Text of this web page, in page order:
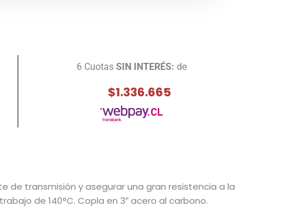
6 Cuotas SIN INTERÉS: de
$1.336.665
de transmisión y asegurar una gran resistencia a la
de 140°C. Copla en 3″ acero al carbono.